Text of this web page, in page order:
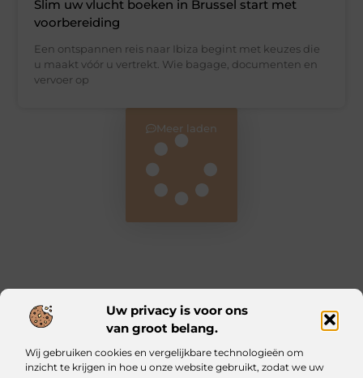
Uw privacy is voor ons
van groot belang.
Wij gebruiken cookies en vergelijkbare technologieën om
inzicht te krijgen in hoe u onze website gebruikt, zodat we uw
Slim uw vlucht boeken in Brussel start met
voorbereiding
Een ontspannen reis naar Ibiza begint met keuzes die
u maakt vóór u vertrekt. Wie bagage, documenten en
vervoer op
Meer laden
Main Links